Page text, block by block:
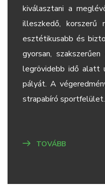
kiválasztani a
illeszkedő, korszerű
esztétikusabb és
gyorsan,
legrövidebb idő alatt
pályát. A
strapabíró sportfelület.
TOVÁBB